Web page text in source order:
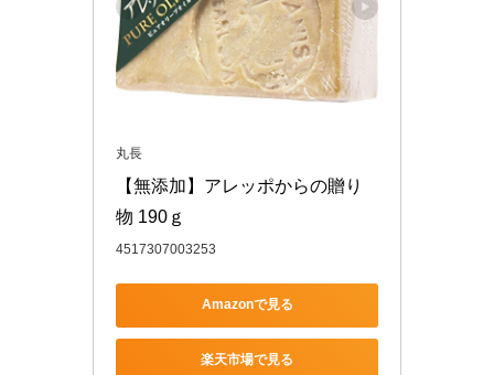
丸長
【無添加】アレッポからの贈り
物 190ｇ
4517307003253
Amazonで見る
楽天市場で見る